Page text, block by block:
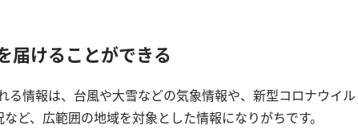
届けることができる
る情報は、台風や大雪などの気象情報や、新型コロナウイル
ど、広範囲の地域を対象とした情報になりがちです。